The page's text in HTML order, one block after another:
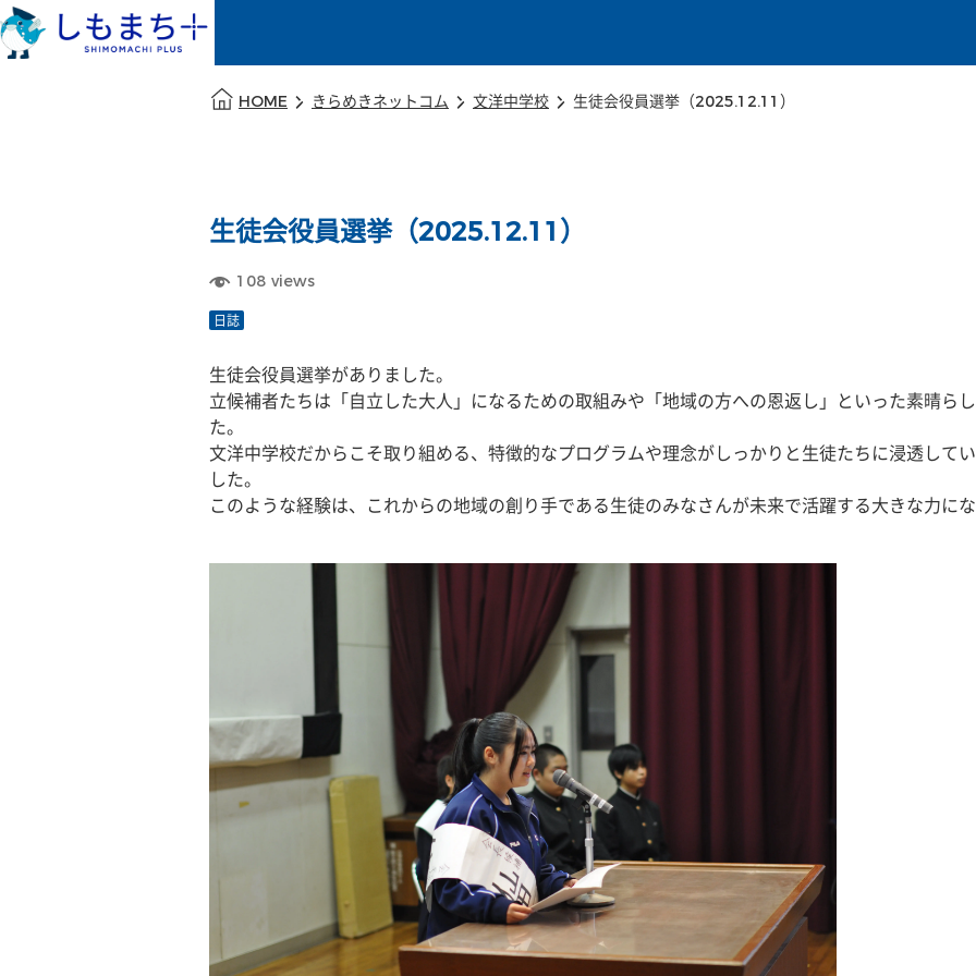
HOME きらめきネットコム 文洋中学校 生徒会役員選挙（2025.12.11）
生徒会役員選挙（2025.12.11）
108 views
日誌
生徒会役員選挙がありました。
立候補者たちは「自立した大人」になるための取組みや「地域の方への恩返し」といった素晴ら
た。
文洋中学校だからこそ取り組める、特徴的なプログラムや理念がしっかりと生徒たちに浸透して
した。
このような経験は、これからの地域の創り手である生徒のみなさんが未来で活躍する大きな力に